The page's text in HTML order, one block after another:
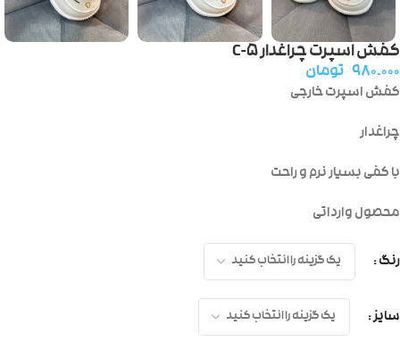
کفش اسپرت چراغدار C-5
۹۸۰.۰۰۰ تومان
کفش اسپرت خارجی
چراغدار
با کفی بسیار نرم و راحت
محصول وارداتی
رنگ
سایز